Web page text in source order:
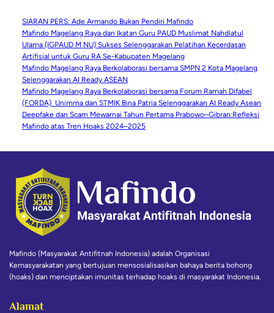
SIARAN PERS: Ade Armando Bukan Pendiri Mafindo
Mafindo Magelang Raya dan Ikatan Guru PAUD Muslimat Nahdlatul
Ulama (IGPAUD M NU) Sukses Selenggarakan Pelatihan Kecerdasan
Artifisial untuk Guru RA Se-Kabupaten Magelang
Mafindo Magelang Raya Berkolaborasi bersama SMPN 2 Kota Magelang
Selenggarakan AI Ready ASEAN
Mafindo Magelang Raya Berkolaborasi bersama Forum Ramah Difabel
(FORDA) Unimma dan STMIK Bina Patria Selenggarakan AI Ready Asean
Deepfake dan Scam Mewarnai Tahun Pertama Prabowo–Gibran:Refleksi
Mafindo atas Tren Hoaks 2024–2025
Mafindo (Masyarakat Antifitnah Indonesia) adalah Organisasi
Kemasyarakatan yang bertujuan mensosialisasikan bahaya berita bohong
(hoaks) dan menciptakan imunitas terhadap hoaks di masyarakat Indonesia.
Alamat